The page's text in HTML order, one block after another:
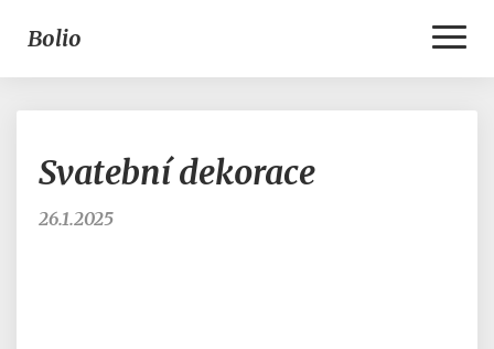
Bolio
dekorace
Svatební dekorace
26.1.2025